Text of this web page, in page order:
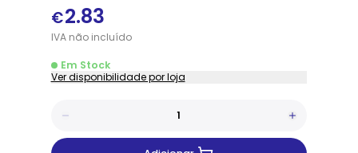
€2.83
IVAnãoincluído
Em Stock
Ver disponibilidade por loja